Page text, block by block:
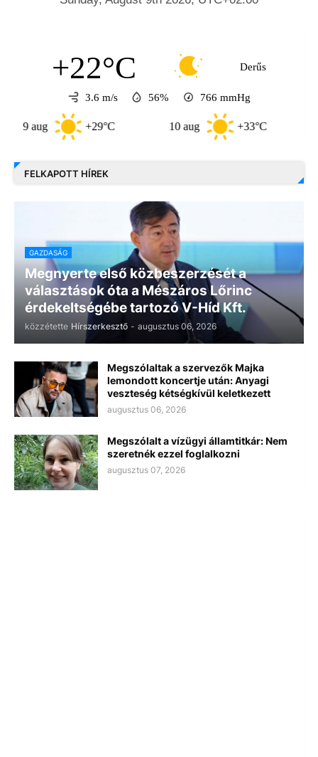
+22°C Derűs
3.6 m/s 56% 766 mmHg
+29°C 10 aug +33°C
FELKAPOTT HÍREK
GAZDASÁG
Megnyerte első közbeszerzését a
választások óta a Mészáros Lőrinc
érdekeltségébe tartozó V-Híd Kft.
közzétette Hírszerkesztő - augusztus 06, 2026
Megszólaltak a szervezők Majka
lemondott koncertje után: Anyagi
veszteség kétségkívül keletkezett
augusztus 06, 2026
Megszólalt a vízügyi államtitkár: Nem
szeretnék ezzel foglalkozni
augusztus 07, 2026